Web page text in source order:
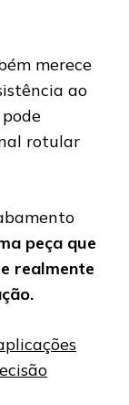
merece
ao
rotular
peça que
realmente